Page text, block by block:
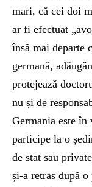
mari, că cei doi
ar fi efectuat
însă mai departe
germană,
protejează
nu și de
Germania este în
participe la o
de stat sau
și-a retras după